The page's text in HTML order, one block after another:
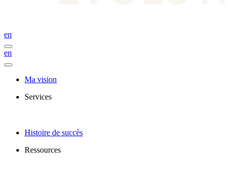
en
en
Ma vision
Services
Histoire de succès
Ressources